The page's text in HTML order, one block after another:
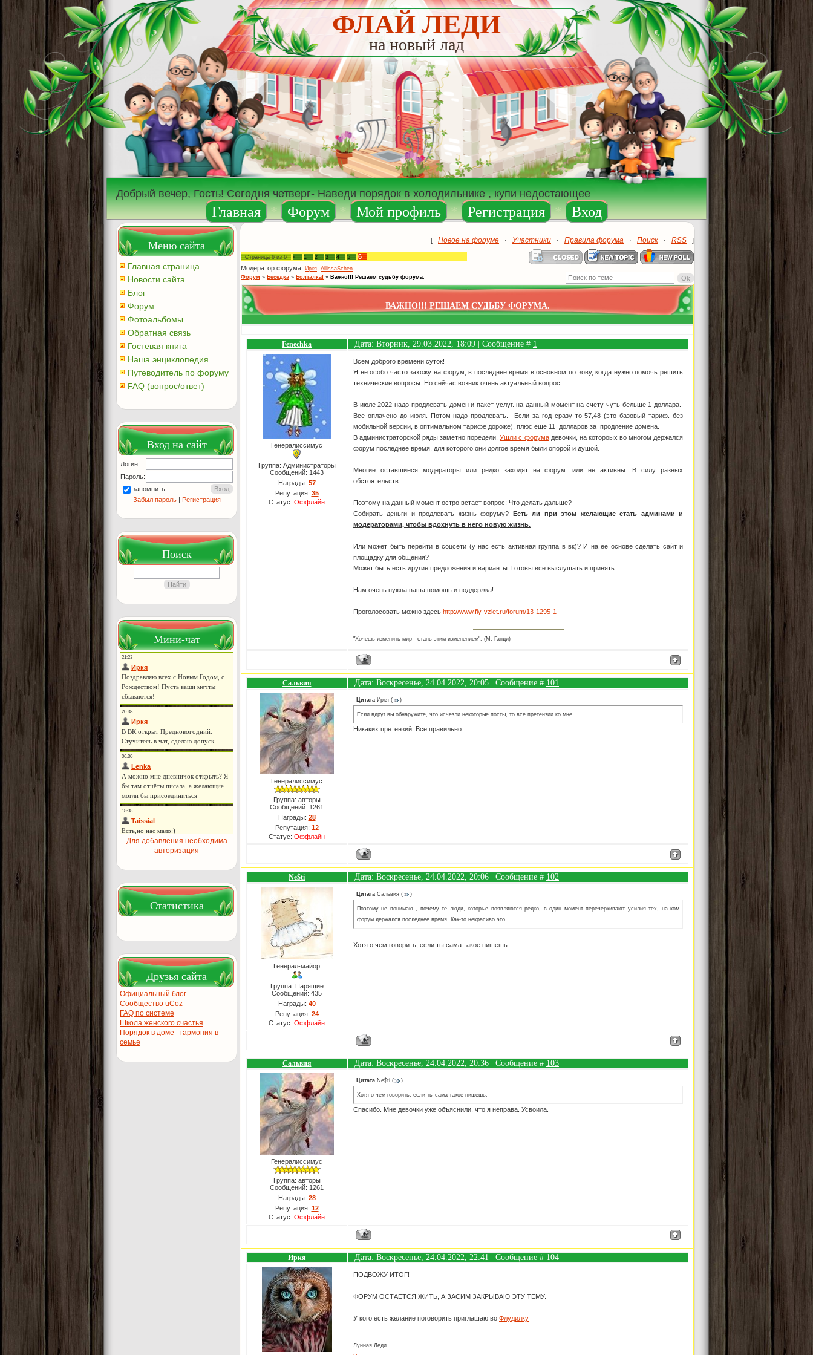
ФЛАЙ ЛЕДИ
на новый лад
Добрый вечер, Гость! Сегодня четверг- Наведи порядок в холодильнике , купи недостающее
Главная * Форум * Мой профиль * Регистрация * Вход
Меню сайта
Главная страница
Новости сайта
Блог
Форум
Фотоальбомы
Обратная связь
Гостевая книга
Наша энциклопедия
Путеводитель по форуму
FAQ (вопрос/ответ)
Вход на сайт
Логин:
Пароль:
запомнить
Забыл пароль| Регистрация
Поиск
Мини-чат
Для добавления необходима
авторизация
Статистика
Друзья сайта
Официальный блог
Сообщество uCoz
FAQ по системе
Школа женского счастья
Порядок в доме - гармония в
семье
[ Новое на форуме · Участники · Правила форума · Поиск · RSS ]
Страница6из6 « 1 2 3 4 5
6
Модератор форума: Иркя AllissaSchen
Форум » Беседка » Болталка! » Важно!!! Решаем судьбу форума.
ВАЖНО!!! РЕШАЕМ СУДЬБУ ФОРУМА.
Fenechka Дата: Вторник, 29.03.2022, 18:09 | Сообщение # 1
Генералиссимус
Группа: Администраторы
Сообщений: 1443
Награды: 57
Репутация: 35
Статус: Оффлайн
Всем доброго времени суток!
Я не особо часто захожу на форум, в последнее время в основном по зову, когда нужно помочь решить
технические вопросы. Но сейчас возник очень актуальный вопрос.
В июле 2022 надо продлевать домен и пакет услуг. на данный момент на счету чуть бельше 1 доллара.
Все оплачено до июля. Потом надо продлевать. Если за год сразу то 57,48 (это базовый тариф. без
мобильной версии, в оптимальном тарифе дороже), плюс еще 11 долларов за продление домена.
В администраторской ряды заметно поредели.Ушли с форумадевочки, на котороых во многом держался
форум последнее время, для которого они долгое время были опорой и душой.
Многие оставшиеся модераторы или редко заходят на форум. или не активны. В силу разных
обстоятельств.
Поэтому на данный момент остро встает вопрос: Что делать дальше?
Собирать деньги и продлевать жизнь форуму? Есть ли при этом желающие стать админами и
модераторами, чтобы вдохнуть в него новую жизнь.
Или может быть перейти в соцсети (у нас есть активная группа в вк)? И на ее основе сделать сайт и
площадку для общения?
Может быть есть другие предложения и варианты. Готовы все выслушать и принять.
Нам очень нужна ваша помощь и поддержка!
Проголосовать можно здесь http://www.fly-vzlet.ru/forum/13-1295-1
"Хочешь изменить мир - стань этим изменением". (М. Ганди)
Сальвия Дата: Воскресенье, 24.04.2022, 20:05 | Сообщение # 101
Генералиссимус
Группа: авторы
Сообщений: 1261
Награды: 28
Репутация: 12
Статус: Оффлайн
Цитата Иркя ( )
Если вдруг вы обнаружите, что исчезли некоторые посты, то все претензии ко мне.
Никаких претензий. Все правильно.
Ne$ti Дата: Воскресенье, 24.04.2022, 20:06 | Сообщение # 102
Генерал-майор
Группа: Парящие
Сообщений: 435
Награды: 40
Репутация: 24
Статус: Оффлайн
Цитата Сальвия ( )
Поэтому не понимаю , почему те люди, которые появляются редко, в один момент перечеркивают усилия тех, на ком
форум держался последнее время. Как-то некрасиво это.
Хотя о чем говорить, если ты сама такое пишешь.
Сальвия Дата: Воскресенье, 24.04.2022, 20:36 | Сообщение # 103
Генералиссимус
Группа: авторы
Сообщений: 1261
Награды: 28
Репутация: 12
Статус: Оффлайн
Цитата Ne$ti ( )
Хотя о чем говорить, если ты сама такое пишешь.
Спасибо. Мне девочки уже объяснили, что я неправа. Усвоила.
Иркя Дата: Воскресенье, 24.04.2022, 22:41 | Сообщение # 104
ПОДВОЖУ ИТОГ!
ФОРУМ ОСТАЕТСЯ ЖИТЬ, А ЗАСИМ ЗАКРЫВАЮ ЭТУ ТЕМУ.
У кого есть желание поговорить приглашаю во Флудилку
Лунная Леди